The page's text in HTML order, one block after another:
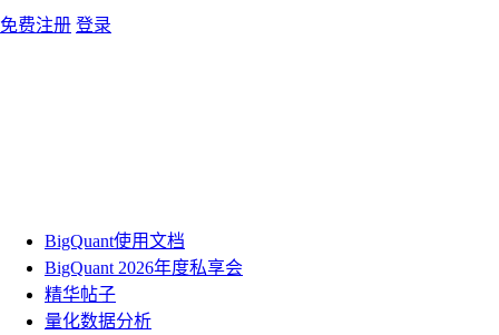
免费注册 登录
BigQuant使用文档
BigQuant 2026年度私享会
精华帖子
量化数据分析